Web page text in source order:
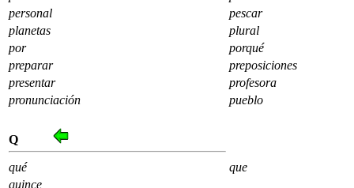
personal
pescar
planetas
plural
por
porqué
preparar
preposiciones
presentar
profesora
pronunciación
pueblo
Q
qué
que
quince